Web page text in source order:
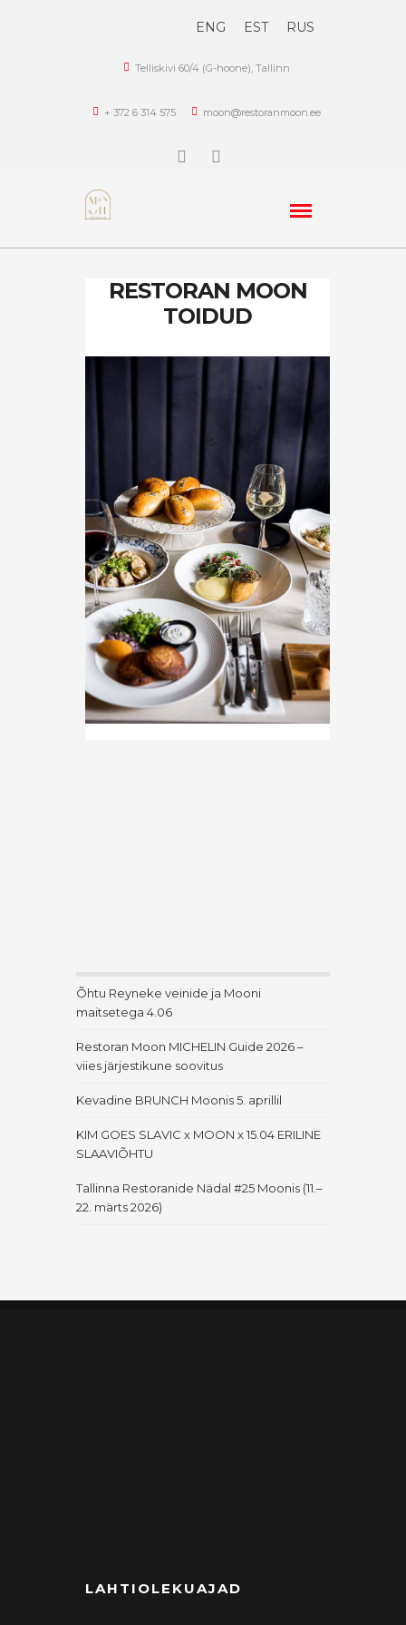
ENG EST RUS
Telliskivi 60/4 (G-hoone), Tallinn
+ 372 6 314 575 moon@restoranmoon.ee
RESTORAN MOON
TOIDUD
Õhtu Reyneke veinide ja Mooni
maitsetega 4.06
Restoran Moon MICHELIN Guide 2026 –
viies järjestikune soovitus
Kevadine BRUNCH Moonis 5. aprillil
KIM GOES SLAVIC x MOON x 15.04 ERILINE
SLAAVIÕHTU
Tallinna Restoranide Nädal #25 Moonis (11.–
22. märts 2026)
LAHTIOLEKUAJAD